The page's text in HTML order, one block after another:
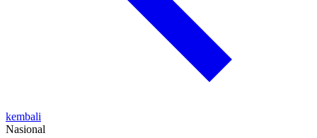
kembali
Nasional